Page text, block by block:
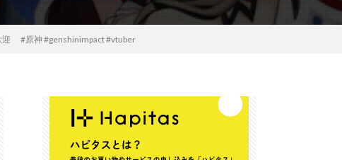
迎 #原神 #genshinimpact #vtuber